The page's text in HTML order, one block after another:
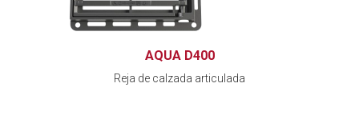
AQUA D400
Reja de calzada articulada